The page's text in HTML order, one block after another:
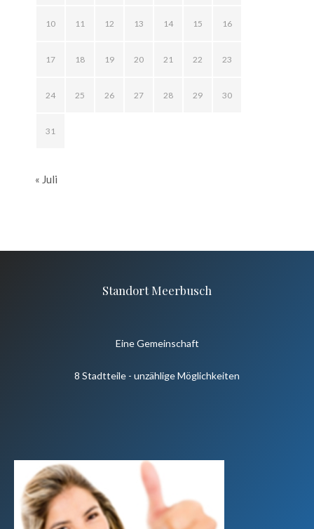
10 11 12 13 14 15 16
17 18 19 20 21 22 23
24 25 26 27 28 29 30
31
« Juli
Standort Meerbusch
Eine Gemeinschaft
8 Stadtteile - unzählige Möglichkeiten